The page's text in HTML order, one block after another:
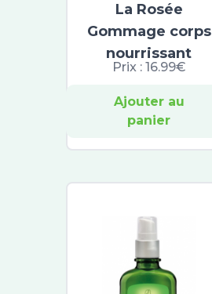
La Rosée
Gommage corps
nourrissant
Prix : 16.99€
Ajouter au
panier